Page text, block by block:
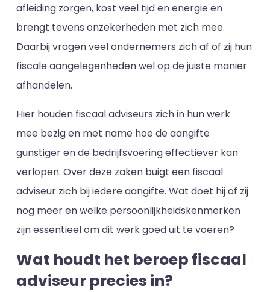
afleiding zorgen, kost veel tijd en energie en
brengt tevens onzekerheden met zich mee.
Daarbij vragen veel ondernemers zich af of zij hun
fiscale aangelegenheden wel op de juiste manier
afhandelen.
Hier houden fiscaal adviseurs zich in hun werk
mee bezig en met name hoe de aangifte
gunstiger en de bedrijfsvoering effectiever kan
verlopen. Over deze zaken buigt een fiscaal
adviseur zich bij iedere aangifte. Wat doet hij of zij
nog meer en welke persoonlijkheidskenmerken
zijn essentieel om dit werk goed uit te voeren?
Wat houdt het beroep fiscaal
adviseur precies in?